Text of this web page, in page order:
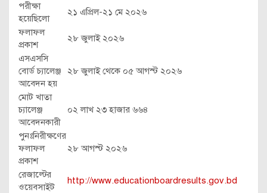
পরীক্ষা
হয়েছিলো
২১ এপ্রিল-২১ মে ২০২৬
ফলাফল
প্রকাশ
২৮ জুলাই ২০২৬
এসএসসি
বোর্ড চ্যালেঞ্জ
আবেদন হয়
২৮ জুলাই থেকে ০৫ আগস্ট ২০২৬
মোট খাতা
চ্যালেঞ্জ
আবেদনকারী
০২ লাখ ২৩ হাজার ৬৬৪
পুনঃনিরীক্ষণের
ফলাফল
প্রকাশ
২৮ আগস্ট ২০২৬
রেজাল্টের
ওয়েবসাইট
http://www.educationboardresults.gov.bd